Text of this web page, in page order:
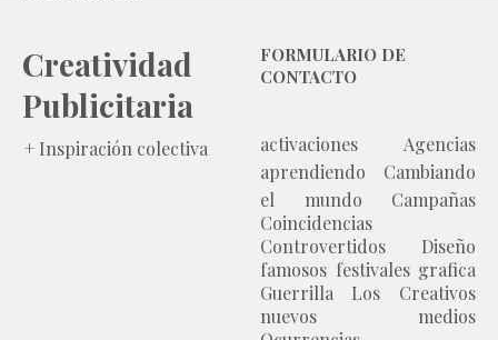
Creatividad
Publicitaria
+ Inspiración colectiva
FORMULARIO DE
CONTACTO
activaciones
Agencias
aprendiendo
Cambiando
el mundo
Campañas
Coincidencias
Controvertidos
Diseño
famosos festivales grafica
Guerrilla
Los Creativos
nuevos medios